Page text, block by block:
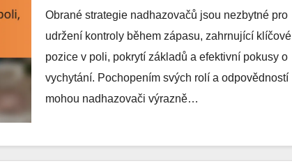
Obrané strategie nadhazovačů jsou nezbytné pro
udržení kontroly během zápasu, zahrnující klíčové
pozice v poli, pokrytí základů a efektivní pokusy o
vychytání. Pochopením svých rolí a odpovědností
mohou nadhazovači výrazně…